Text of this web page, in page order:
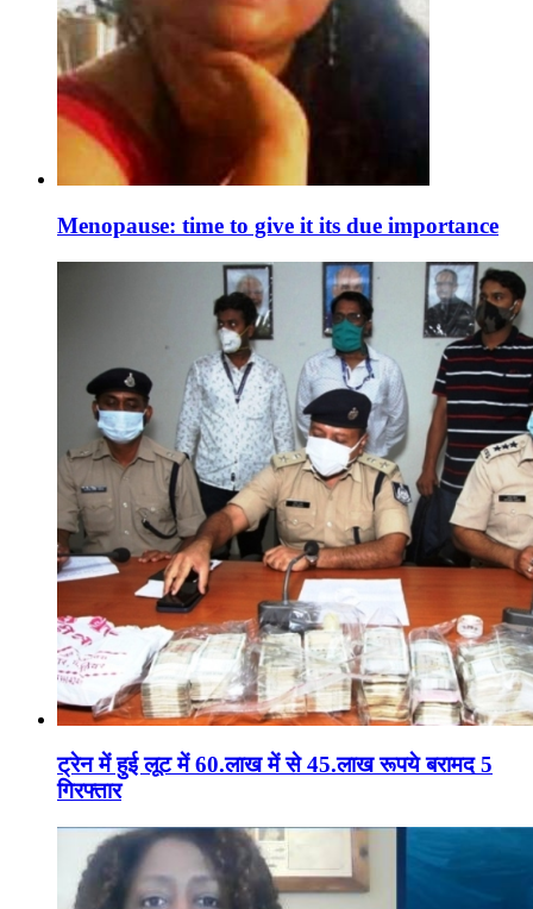
Menopause: time to give it its due importance
ट्रेन में हुई लूट में 60.लाख में से 45.लाख रूपये बरामद 5
गिरफ्तार